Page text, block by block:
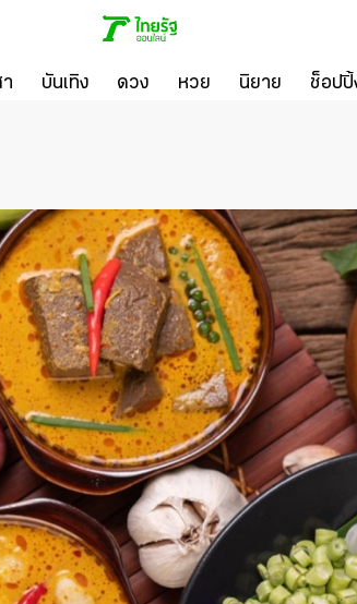
บันเทิง ดวง หวย นิยาย ช็อปปิ้